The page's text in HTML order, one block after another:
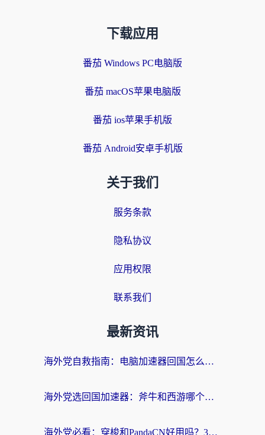
下载应用
番茄 Windows PC电脑版
番茄 macOS苹果电脑版
番茄 ios苹果手机版
番茄 Android安卓手机版
关于我们
服务条款
隐私协议
应用权限
联系我们
最新资讯
海外党自救指南：电脑加速器回国怎么选？轻松解决国内资源访问难题
海外党选回国加速器：斧牛和西游哪个好？附Windows免费试用&实用避坑指南
海外党必看：穿梭和PandaCN好用吗？3分钟选对回国加速器，无缝刷剧玩国服